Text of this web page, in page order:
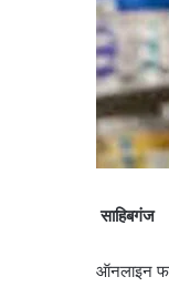
साहिबगंज
ऑनलाइन